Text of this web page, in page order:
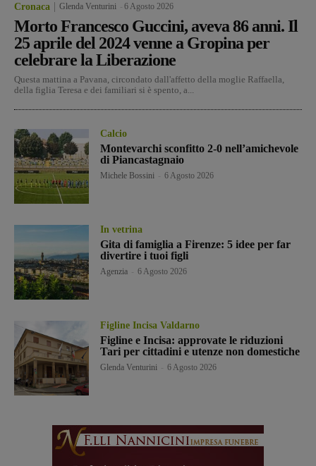
Cronaca Glenda Venturini 6 Agosto 2026
Morto Francesco Guccini, aveva 86 anni. Il
25 aprile del 2024 venne a Gropina per
celebrare la Liberazione
Questa mattina a Pavana, circondato dall'affetto della moglie Raffaella,
della figlia Teresa e dei familiari si è spento, a...
Calcio
Montevarchi sconfitto 2-0 nell’amichevole
di Piancastagnaio
Michele Bossini 6 Agosto 2026
In vetrina
Gita di famiglia a Firenze: 5 idee per far
divertire i tuoi figli
Agenzia 6 Agosto 2026
Figline Incisa Valdarno
Figline e Incisa: approvate le riduzioni
Tari per cittadini e utenze non domestiche
Glenda Venturini 6 Agosto 2026